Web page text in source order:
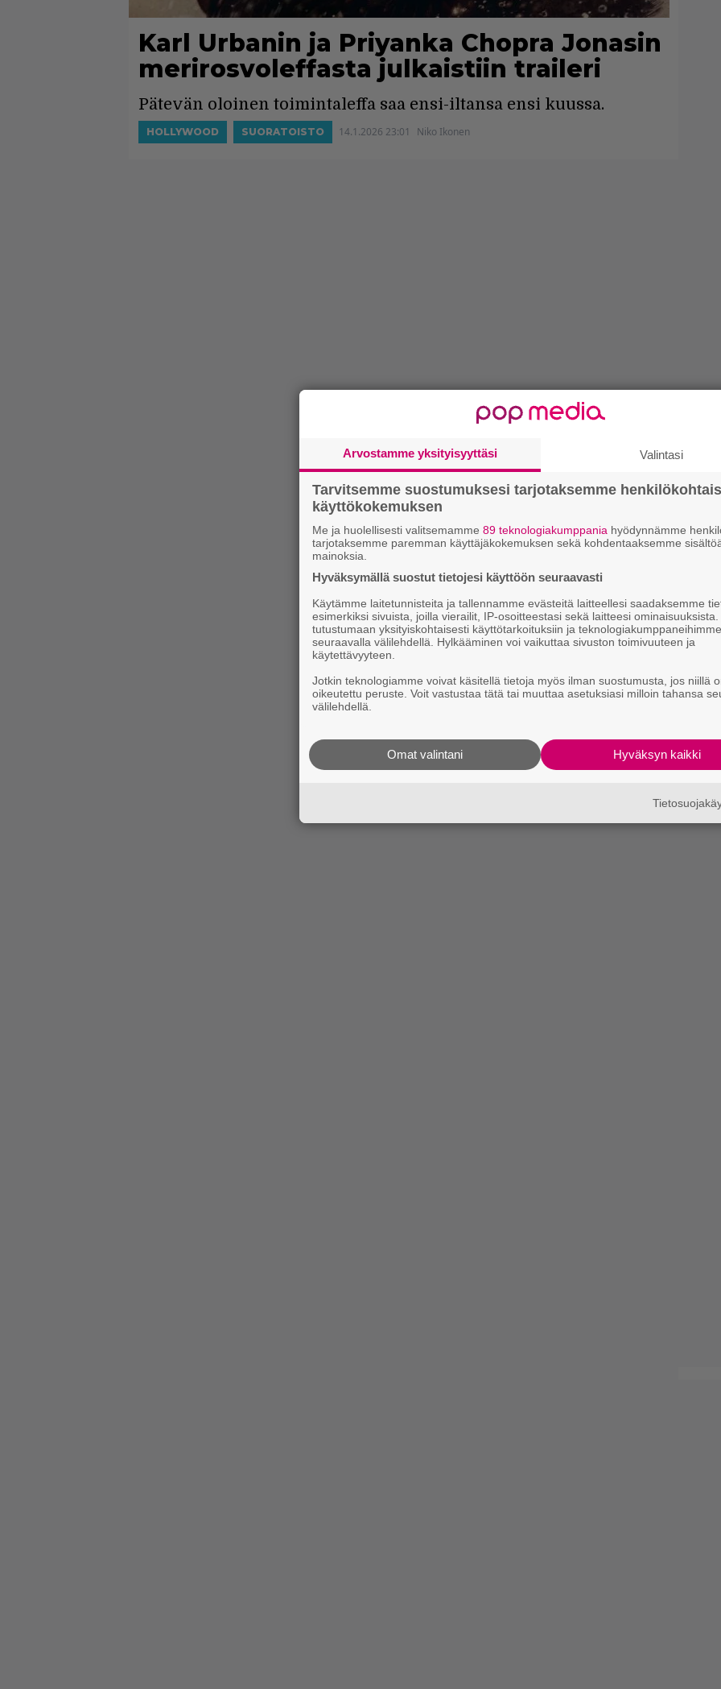
Karl Urbanin ja Priyanka Chopra Jonasin
merirosvoleffasta julkaistiin traileri
Pätevän oloinen toimintaleffa saa ensi-iltansa ensi kuussa.
HOLLYWOOD SUORATOISTO 14.1.2026 23:01 Niko Ikonen
Arvostamme yksityisyyttäsi Valintasi
Tarvitsemme suostumuksesi tarjotaksemme
käyttökokemuksen
Me ja huolellisesti valitsemamme 89 teknologiakumppania hyödynnämme
tarjotaksemme paremman käyttäjäkokemuksen sekä kohdentaaksemme
mainoksia.
Hyväksymällä suostut tietojesi käyttöön seuraavasti
Käytämme laitetunnisteita ja tallennamme evästeitä laitteellesi saadaksemme
esimerkiksi sivuista, joilla vierailit, IP-osoitteestasi sekä laitteesi
tutustumaan yksityiskohtaisesti käyttötarkoituksiin ja teknologiakumppaneihimme
seuraavalla välilehdellä. Hylkääminen voi vaikuttaa sivuston toimivuuteen ja
käytettävyyteen.
Jotkin teknologiamme voivat käsitellä tietoja myös ilman suostumusta, jos niillä
oikeutettu peruste. Voit vastustaa tätä tai muuttaa asetuksiasi milloin tahansa
välilehdellä.
Hyväksyn kaikki
Omat valintani